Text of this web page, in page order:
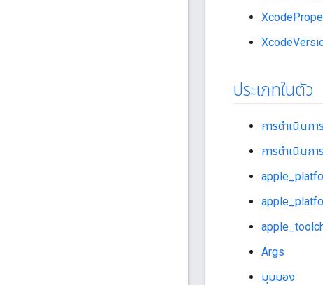
ประเภทในตัว
การดำเนินการ
การดำเนินการ
Args
มุมมอง